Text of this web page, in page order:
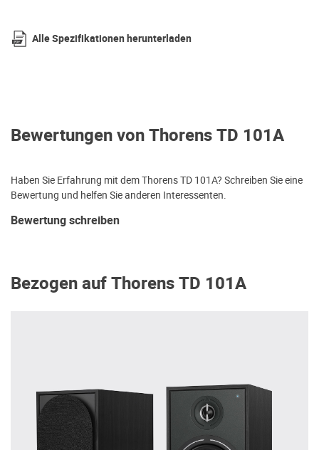
Alle Spezifikationen herunterladen
Bewertungen von Thorens TD 101A
Haben Sie Erfahrung mit dem Thorens TD 101A? Schreiben Sie eine
Bewertung und helfen Sie anderen Interessenten.
Bewertung schreiben
Bezogen auf Thorens TD 101A